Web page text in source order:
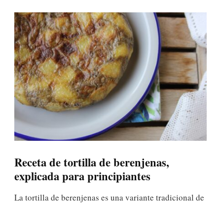
Receta de tortilla de berenjenas,
explicada para principiantes
La tortilla de berenjenas es una variante tradicional de